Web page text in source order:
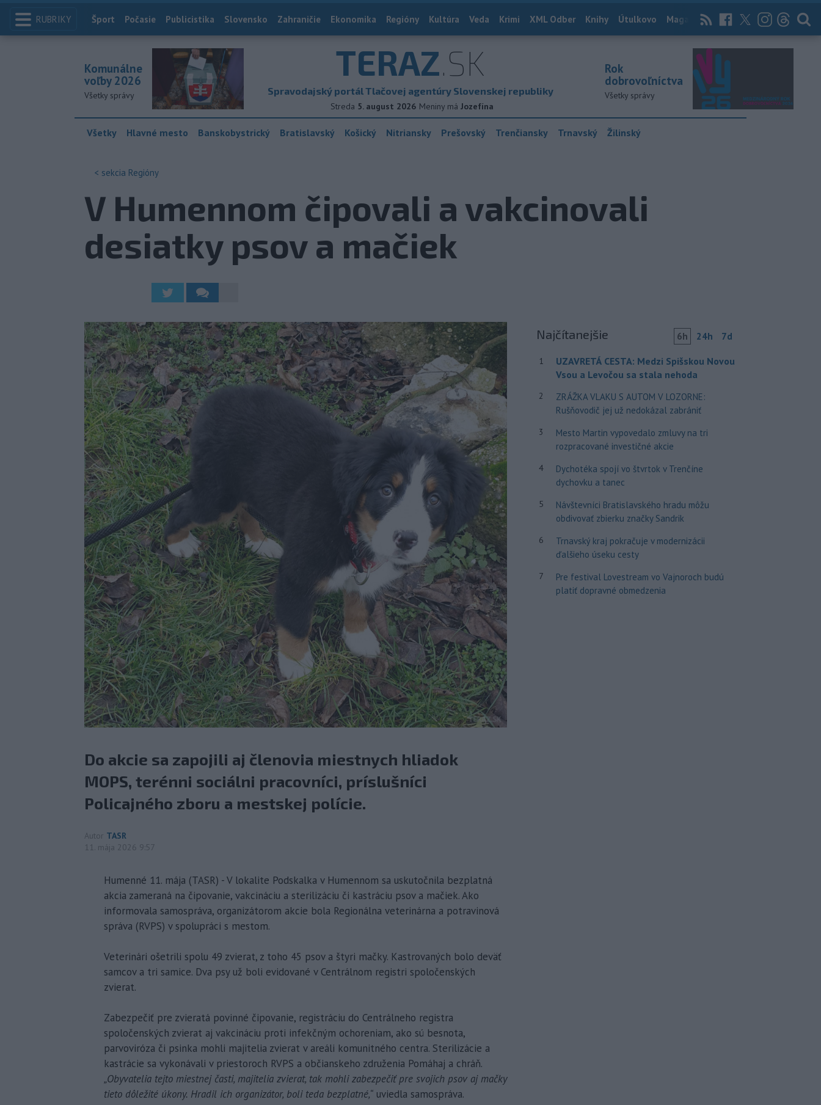
RUBRIKY Index
Šport Počasie Publicistika Slovensko Zahraničie Ekonomika Regióny Kultúra Veda Krimi XML Odber Knihy Útulkovo Magazín News Now Archív
TERAZ.SK
Spravodajský portál Tlačovej agentúry Slovenskej republiky
Streda 5. august 2026 Meniny má Jozefína
Komunálne
voľby 2026
Všetky správy
Rok
dobrovoľníctva
Všetky správy
Všetky Hlavné mesto Banskobystrický Bratislavský Košický Nitriansky Prešovský Trenčiansky Trnavský Žilinský
< sekcia Regióny
V Humennom čipovali a vakcinovali
desiatky psov a mačiek
Do akcie sa zapojili aj členovia miestnych hliadok
MOPS, terénni sociálni pracovníci, príslušníci
Policajného zboru a mestskej polície.
Autor TASR
11. mája 2026 9:57
Humenné 11. mája (TASR) - V lokalite Podskalka v Humennom sa uskutočnila bezplatná
akcia zameraná na čipovanie, vakcináciu a sterilizáciu či kastráciu psov a mačiek. Ako
informovala samospráva, organizátorom akcie bola Regionálna veterinárna a potravinová
správa (RVPS) v spolupráci s mestom.
Veterinári ošetrili spolu 49 zvierat, z toho 45 psov a štyri mačky. Kastrovaných bolo deväť
samcov a tri samice. Dva psy už boli evidované v Centrálnom registri spoločenských
zvierat.
Zabezpečiť pre zvieratá povinné čipovanie, registráciu do Centrálneho registra
spoločenských zvierat aj vakcináciu proti infekčným ochoreniam, ako sú besnota,
parvoviróza či psinka mohli majitelia zvierat v areáli komunitného centra. Sterilizácie a
kastrácie sa vykonávali v priestoroch RVPS a občianskeho združenia Pomáhaj a chráň.
„Obyvatelia tejto miestnej časti, majitelia zvierat, tak mohli zabezpečiť pre svojich psov aj mačky
tieto dôležité úkony. Hradil ich organizátor, boli teda bezplatné,“ uviedla samospráva.
Najčítanejšie 6h 24h 7d
1
UZAVRETÁ CESTA: Medzi Spišskou Novou
Vsou a Levočou sa stala nehoda
2
ZRÁŽKA VLAKU S AUTOM V LOZORNE:
Rušňovodič jej už nedokázal zabrániť
3
Mesto Martin vypovedalo zmluvy na tri
rozpracované investičné akcie
4
Dychotéka spojí vo štvrtok v Trenčíne
dychovku a tanec
5
Návštevníci Bratislavského hradu môžu
obdivovať zbierku značky Sandrik
6
Trnavský kraj pokračuje v modernizácii
ďalšieho úseku cesty
7
Pre festival Lovestream vo Vajnoroch budú
platiť dopravné obmedzenia